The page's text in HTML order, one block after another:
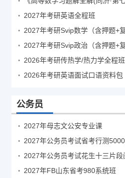
2027年考研英语全程班
2027年考研Svip数学（含押题+复
2027年考研Svip政治（含押题+复
2026年考研传热学/热力学全程班
2026年考研英语面试口语资料包
公务员
2027年母志文公安专业课
2027年公务员考试省考行测
2027年公务员考试花生十三片
2027年FB山东省考980系统班